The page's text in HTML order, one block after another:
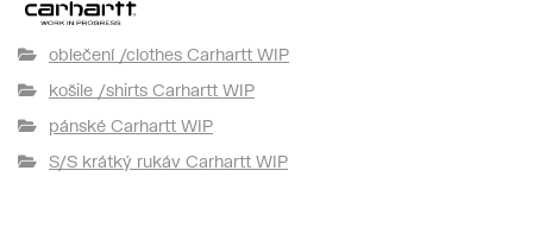
oblečení /clothes Carhartt WIP
košile /shirts Carhartt WIP
pánské Carhartt WIP
S/S krátký rukáv Carhartt WIP